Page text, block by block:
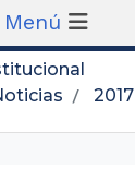
Menú
2017